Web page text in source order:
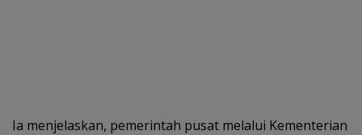
Ia menjelaskan, pemerintah pusat melalui Kementerian